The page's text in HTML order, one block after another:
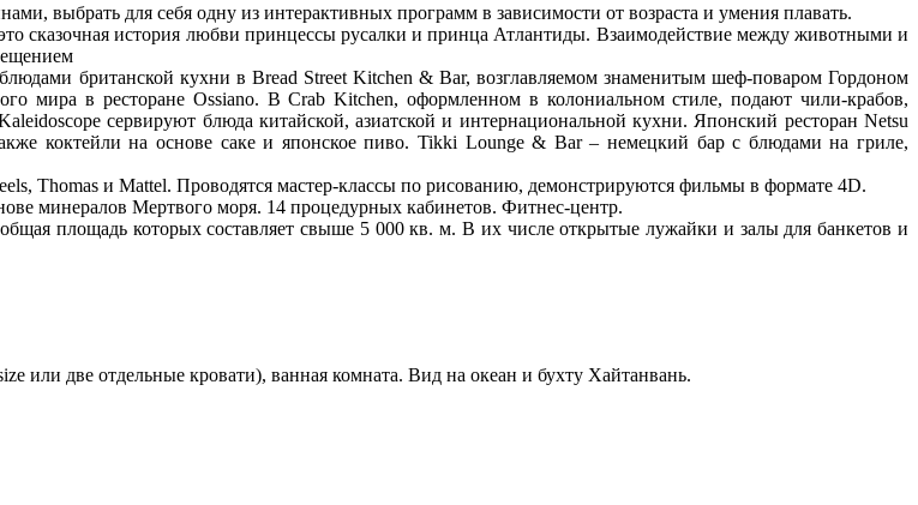
выбрать для себя одну из интерактивных программ в зависимости от возраста и умения плавать.
сказочная история любви принцессы русалки и принца Атлантиды. Взаимодействие между животными и
британской кухни в Bread Street Kitchen & Bar, возглавляемом знаменитым шеф-поваром Гордоном
мира в ресторане Ossiano. В Crab Kitchen, оформленном в колониальном стиле, подают чили-крабов,
сервируют блюда китайской, азиатской и интернациональной кухни. Японский ресторан Netsu
коктейли на основе саке и японское пиво. Tikki Lounge & Bar – немецкий бар с блюдами на гриле,
Thomas и Mattel. Проводятся мастер-классы по рисованию, демонстрируются фильмы в формате 4D.
минералов Мертвого моря. 14 процедурных кабинетов. Фитнес-центр.
площадь которых составляет свыше 5 000 кв. м. В их числе открытые лужайки и залы для банкетов и
или две отдельные кровати), ванная комната. Вид на океан и бухту Хайтанвань.